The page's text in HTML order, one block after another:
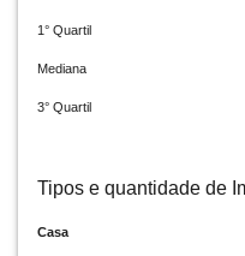
1° Quartil
Mediana
3° Quartil
Tipos e quantidade de
Casa